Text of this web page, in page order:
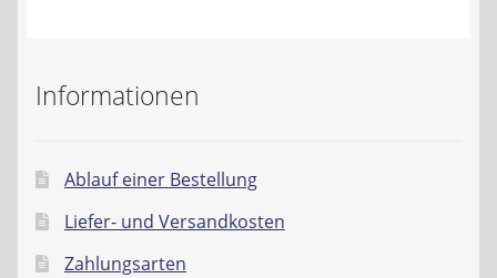
Datenschutzerklärung
Impressum
Informationen
Ablauf einer Bestellung
Liefer- und Versandkosten
Zahlungsarten